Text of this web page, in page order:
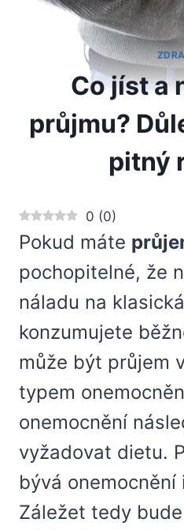
Co jíst a
průjmu?
pitný
0 (0)
Pokud máte
pochopitelné, že
náladu na
konzumujete
může být průjem
typem
onemocnění
vyžadovat dietu.
bývá onemocnění
Záležet tedy